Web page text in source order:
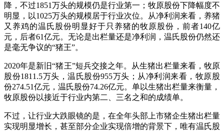
降，不过1851万头的规模仍是行业第一；牧原股份下降幅度不
明显，以1025万头的规模居于行业次位。从净利润来看，养猪
又养鸡的温氏股份明显好于只养猪的牧原股份，前者140亿
元，后者61亿元。无论是出栏量还是净利润，温氏股份仍然还
是毫无争议的“猪王”。
2020年是新旧“猪王”短兵交接之年。从生猪出栏量来看，牧原
股份1811.5万头，温氏股份955万头；从净利润来看，牧原股
份274.51亿元，温氏股份74.26亿元。单以生猪出栏量来衡量，
牧原股份以接近于行业内第二、三名之和的成绩单。
不过，让行业大跌眼镜的是，在全年头部上市猪企生猪出栏量
实现明显增长，甚至部分企业实现倍增的背景下，唯有温氏股